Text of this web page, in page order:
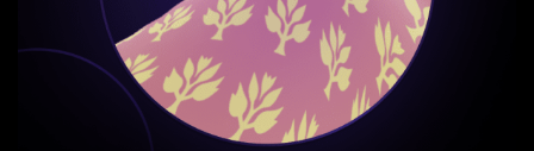
Забыли пароль?
Быстрый вход: